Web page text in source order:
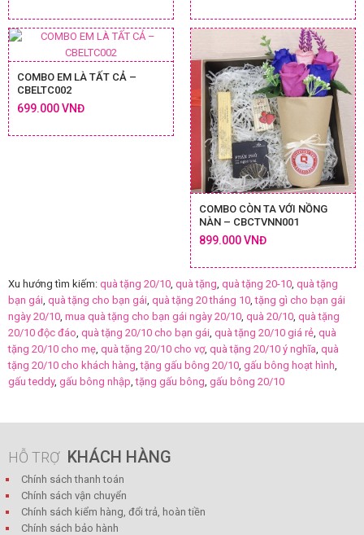
COMBO EM LÀ TẤT CẢ –
CBELTC002
699.000 VNĐ
COMBO CÒN TA VỚI NỒNG
NÀN – CBCTVNN001
899.000 VNĐ
Xu hướng tìm kiếm: quà tặng 20/10 quà tặng quà tặng 20-10 quà tặng
bạn gái quà tặng cho bạn gái quà tặng 20 tháng 10 ,tặng gì cho bạn gái
ngày 20/10 mua quà tặng cho bạn gái ngày 20/10 quà 20/10 quà tặng
20/10 độc đáo quà tặng 20/10 cho bạn gái quà tặng 20/10 giá rẻ quà
tặng 20/10 cho mẹ quà tặng 20/10 cho vợ, quà tặng 20/10 ý nghĩa quà
tặng 20/10 cho khách hàng ,tặng gấu bông 20/10 gấu bông hoạt hình
gấu teddy, gấu bông nhập ,tặng gấu bông gấu bông 20/10
HỖ TRỢ KHÁCH HÀNG
Chính sách thanh toán
Chính sách vận chuyển
Chính sách kiểm hàng, đổi trả, hoàn tiền
Chính sách bảo hành